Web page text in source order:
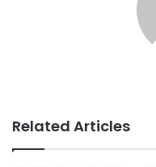
Related Articles